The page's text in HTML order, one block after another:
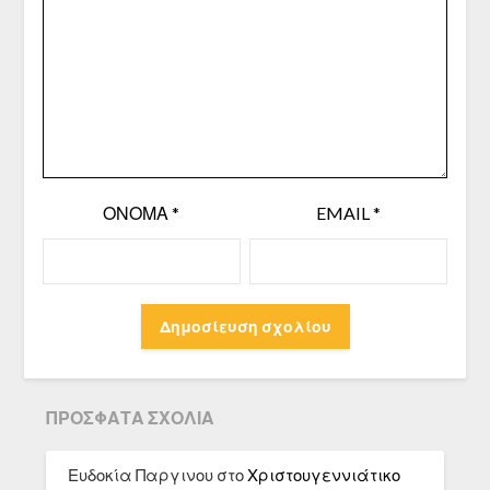
ΌΝΟΜΑ* EMAIL*
ΠΡΌΣΦΑΤΑ ΣΧΌΛΙΑ
Ευδοκία Παργινου στοΧριστουγεννιάτικο